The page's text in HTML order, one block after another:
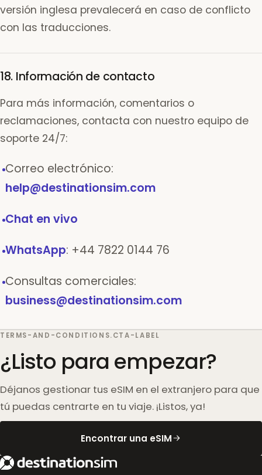
versión inglesa prevalecerá en caso de conflicto
con las traducciones.
18. Información de contacto
Para más información, comentarios o
reclamaciones, contacta con nuestro equipo de
soporte 24/7:
Correo electrónico:
help@destinationsim.com
Chat en vivo
WhatsApp: +44 7822 0144 76
Consultas comerciales:
business@destinationsim.com
TERMS-AND-CONDITIONS.CTA-LABEL
¿Listo para empezar?
Déjanos gestionar tus eSIM en el extranjero para que
tú puedas centrarte en tu viaje. ¡Listos, ya!
Encontrar una eSIM